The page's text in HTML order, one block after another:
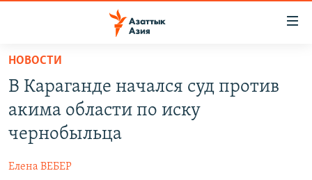
Вернуться
основному
содержанию
главной
КАЗАХСТАН
КЫРГЫЗСТАН
НОВОСТИ
ВОЙНА В УКРАИНЕ
НОВОСТИ
В Караганде начался суд против
акима области по иску
чернобыльца
Елена ВЕБЕР